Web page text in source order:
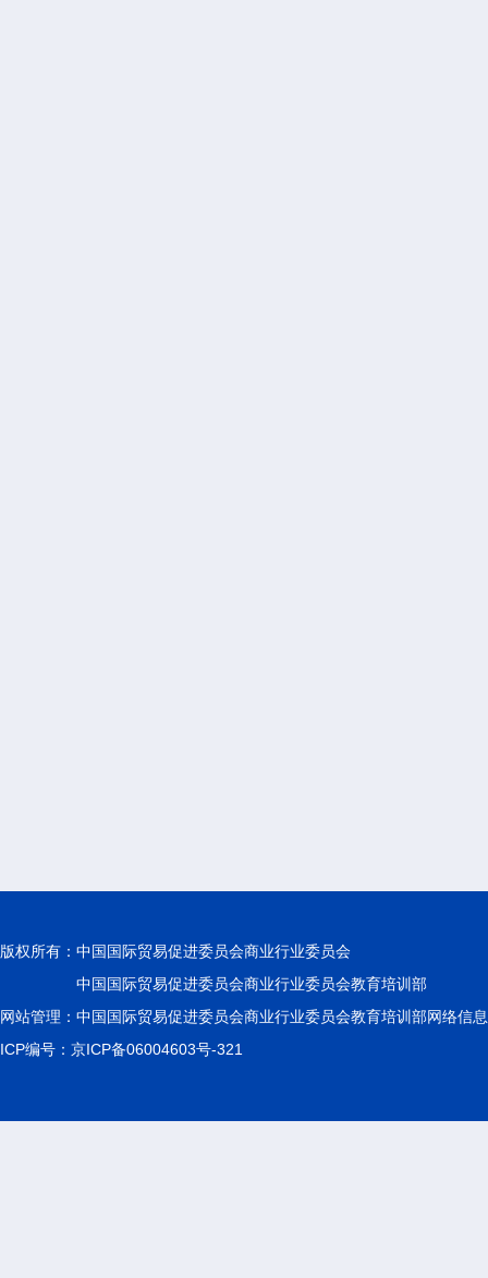
版权所有： 中国国际贸易促进委员会商业行业委员会
中国国际贸易促进委员会商业行业委员会教育培训部
网站管理：中国国际贸易促进委员会商业行业委员会教育培训部网络信
ICP编号：京ICP备06004603号-321